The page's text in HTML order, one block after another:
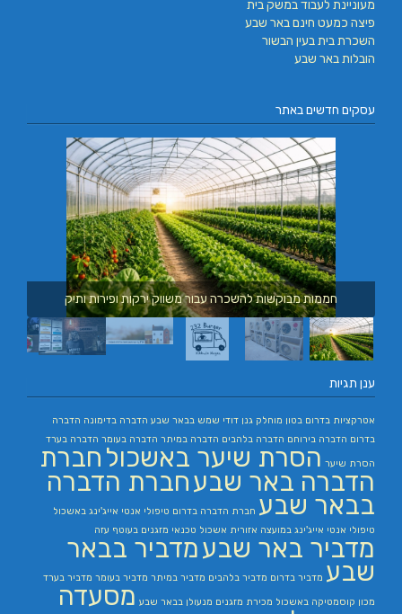
מעוניינת לעבוד במשק בית
פיצה כמעט חינם באר שבע
השכרת בית בעין הבשור
הובלות באר שבע
עסקים חדשים באתר
חממות מבוקשות להשכרה עבור משווק ירקות ופירות ותיק
ענן תגיות
אטרקציות בדרום בטון מוחלק גנן דודי שמש בבאר שבע הדברה בדימונה הדברה
בדרום הדברה בירוחם הדברה בלהבים הדברה במיתר הדברה בעומר הדברה בערד
הסרת שיער הסרת שיער באשכול חברת
הדברה באר שבעחברת הדברה
בבאר שבע חברת הדברה בדרום טיפולי אנטי אייג'ינג באשכול
טיפולי אנטי אייג'ינג במועצה אזורית אשכול טכנאי מזגנים בעוטף עזה
מדביר באר שבעמדביר בבאר
שבע מדביר בדרום מדביר בלהבים מדביר במיתר מדביר בעומר מדביר בערד
מכון קוסמטיקה באשכול מכירת מזגנים מנעולן בבאר שבע מסעדה